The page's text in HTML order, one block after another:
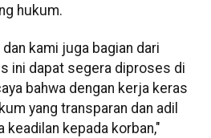
hukum.
kami juga bagian dari
ini dapat segera diproses di
bahwa dengan kerja keras
yang transparan dan adil
keadilan kepada korban,"